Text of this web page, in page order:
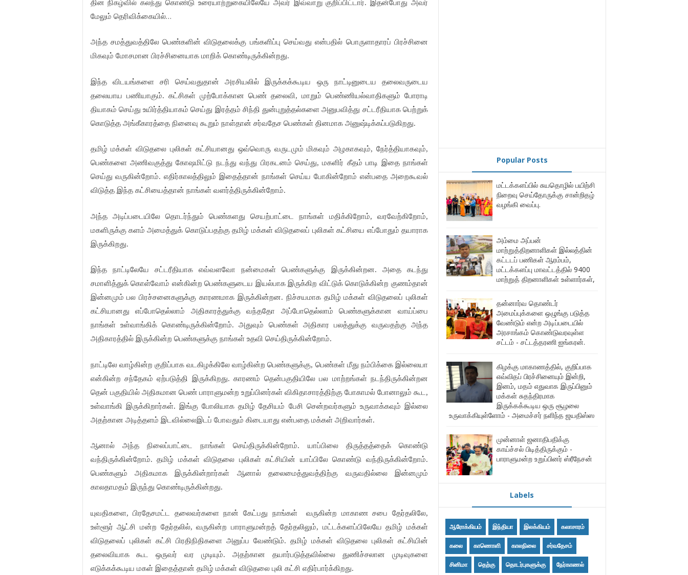
தின நிகழ்வில் கலந்து கொண்டு உரையாற்றுகையிலேயே அவர் இவ்வாறு குறிப்பிட்டார். இதன்போது அவர்
மேலும் தெரிவிக்கையில்…
அந்த சமத்துவத்திலே பெண்களின் விடுதலைக்கு பங்களிப்பு செய்வது என்பதில் பொருளாதாரப் பிரச்சினை
மிகவும் மோசமான பிரச்சினையாக மாறிக் கொண்டிருக்கின்றது.
இந்த விடயங்களை சரி செய்வதுதான் அரசியலில் இருக்கக்கூடிய ஒரு நாட்டினுடைய தலைவருடைய
தலையாய பணியாகும். கட்சிகள் முற்போக்கான பெண் தலைவி, மாறும் பெண்ணியல்வாதிகளும் போராடி
தியாகம் செய்து உயிர்த்தியாகம் செய்து இரத்தம் சிந்தி துன்புறுத்தல்களை அனுபவித்து சட்டரீதியாக பெற்றுக்
கொடுத்த அங்கீகாரத்தை நினைவு கூறும் நாள்தான் சர்வதேச பெண்கள் தினமாக அனுஷ்டிக்கப்படுகிறது.
தமிழ் மக்கள் விடுதலை புலிகள் கட்சியானது ஒவ்வொரு வருடமும் மிகவும் அழகாகவும், நேர்த்தியாகவும்,
பெண்களை அணிவகுத்து கோஷமிட்டு நடந்து வந்து பிரகடனம் செய்து, மகளிர் கீதம் பாடி இதை நாங்கள்
செய்து வருகின்றோம். எதிர்காலத்திலும் இதைத்தான் நாங்கள் செய்ய போகின்றோம் என்பதை அறைகூவல்
விடுத்த இந்த கட்சியைத்தான் நாங்கள் வளர்த்திருக்கின்றோம்.
அந்த அடிப்படையிலே தொடர்ந்தும் பெண்களது செயற்பாட்டை நாங்கள் மதிக்கிறோம், வரவேற்கிறோம்,
மகளிருக்கு களம் அமைத்துக் கொடுப்பதற்கு தமிழ் மக்கள் விடுதலைப் புலிகள் கட்சியை எப்போதும் தயாராக
இருக்கிறது.
இந்த நாட்டிலேயே சட்டரீதியாக எவ்வளவோ நன்மைகள் பெண்களுக்கு இருக்கின்றன. அதை கடந்து
சமாளித்துக் கொள்வோம் என்கின்ற பெண்களுடைய இயல்பாக இருக்கிற விட்டுக் கொடுக்கின்ற குணம்தான்
இன்னமும் பல பிரச்சனைகளுக்கு காரணமாக இருக்கின்றன. நிச்சயமாக தமிழ் மக்கள் விடுதலைப் புலிகள்
கட்சியானது எப்போதெல்லாம் அதிகாரத்துக்கு வந்ததோ அப்போதெல்லாம் பெண்களுக்கான வாய்ப்பை
நாங்கள் உள்வாங்கிக் கொண்டிருக்கின்றோம். அதுவும் பெண்கள் அதிகார பலத்துக்கு வருவதற்கு அந்த
அதிகாரத்தில் இருக்கின்ற பெண்களுக்கு நாங்கள் உதவி செய்திருக்கின்றோம்.
நாட்டிலே வாழ்கின்ற குறிப்பாக வடகிழக்கிலே வாழ்கின்ற பெண்களுக்கு, பெண்கள் மீது நம்பிக்கை இல்லையா
என்கின்ற சந்தேகம் ஏற்படுத்தி இருக்கிறது. காரணம் தென்பகுதியிலே பல மாற்றங்கள் நடந்திருக்கின்றன
தென் பகுதியில் அதிகமான பெண் பாராளுமன்ற உறுப்பினர்கள் விகிதாசாரத்திற்கு போகாமல் போனாலும் கூட,
உள்வாங்கி இருக்கிறார்கள். இங்கு போலியாக தமிழ் தேசியம் பேசி சென்றவர்களும் உருவாக்கவும் இல்லை
அதற்கான அடித்தளம் இடவில்லைஇடப் போவதும் கிடையாது என்பதை மக்கள் அறிவார்கள்.
ஆனால் அந்த நிலைப்பாட்டை நாங்கள் செய்திருக்கின்றோம். யாப்பிலை திருத்தத்தைக் கொண்டு
வந்திருக்கின்றோம். தமிழ் மக்கள் விடுதலை புலிகள் கட்சியின் யாப்பிலே கொண்டு வந்திருக்கின்றோம்.
பெண்களும் அதிகமாக இருக்கின்றார்கள் ஆனால் தலைமைத்துவத்திற்கு வருவதில்லை இன்னமும்
காலதாமதம் இருந்து கொண்டிருக்கின்றது.
யுவதிகளை, பிரதேசமட்ட தலைவர்களை நான் கேட்பது நாங்கள்
வருகின்ற மாகாண சபை தேர்தலிலே,
உள்ளூர் ஆட்சி மன்ற தேர்தலில், வருகின்ற பாராளுமன்றத் தேர்தலிலும், மட்டக்களப்பிலேயே தமிழ் மக்கள்
விடுதலைப் புலிகள் கட்சி பிரதிநிதிகளை அனுப்ப வேண்டும். தமிழ் மக்கள் விடுதலை புலிகள் கட்சியின்
தலைவியாக கூட ஒருவர் வர முடியும். அதற்கான தயார்படுத்தவில்லை துணிச்சலான முடிவுகளை
எடுக்கக்கூடிய மகள் இதைத்தான் தமிழ் மக்கள் விடுதலை புலி கட்சி எதிர்பார்க்கிறது.
Popular Posts
மட்டக்களப்பில் சுயதொழில் பயிற்சி
நிறைவு செய்தோருக்கு சான்றிதழ்
வழங்கி வைப்பு.
அம்மை அப்பன்
மாற்றுத்திறனாளிகள் இல்லத்தின்
கட்டடப் பணிகள் ஆரம்பம்,
மட்டக்களப்பு மாவட்டத்தில் 9400
மாற்றுத் திறனாளிகள் உள்ளார்கள்,
தன்னார்வ தொண்டர்
அமைப்புக்களை ஒழுங்கு படுத்த
வேண்டும் என்ற அடிப்படையில்
அரசாங்கம் கொண்டுவரவுள்ள
சட்டம் - சட்டத்தரணி ஐங்கரன்.
கிழக்கு மாகாணத்தில், குறிப்பாக
எவ்விதப் பிரச்சினையும் இன்றி,
இனம், மதம் எதுவாக இருப்பினும்
மக்கள் சுதந்திரமாக
இருக்கக்கூடிய ஒரு சூழலை
உருவாக்கியுள்ளோம் - அமைச்சர் நளிந்த ஜயதிஸ்ஸ
முன்னாள் ஜனாதிபதிக்கு
காய்ச்சல் பிடித்திருக்கும் -
பாராளுமன்ற உறுப்பினர் ஸ்ரீநேசன்
Labels
ஆரோக்கியம் இந்தியா இலக்கியம் கலாசாரம்
கலை காணொளி காலநிலை சர்வதேசம்
சினிமா தெற்கு தொடர்புகளுக்கு நேர்காணல்